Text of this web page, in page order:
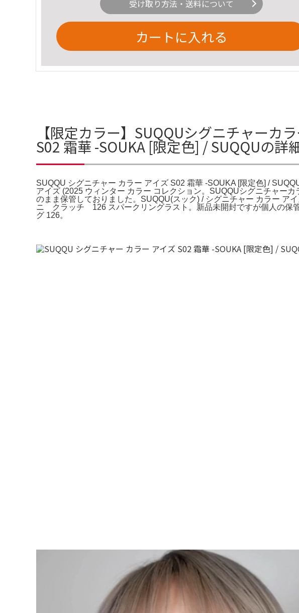
受け取り方法・送料について
カートに入れる
【限定カラー】SUQQUシグニチャーカ
S02 霜華 -SOUKA [限定色] / SUQQUの詳
SUQQU シグニチャー カラー アイズ S02 霜華 -SOUKA [限定色] /
アイズ (2025 ウィンター カラー コレクション。SUQQUシグニチャー
のまま保管しておりました。SUQQU(スック) / シグニチャー カラー
ニ クラッチ 126 スパークリングラスト。新品未開封ですが個人の保管
グ 126。